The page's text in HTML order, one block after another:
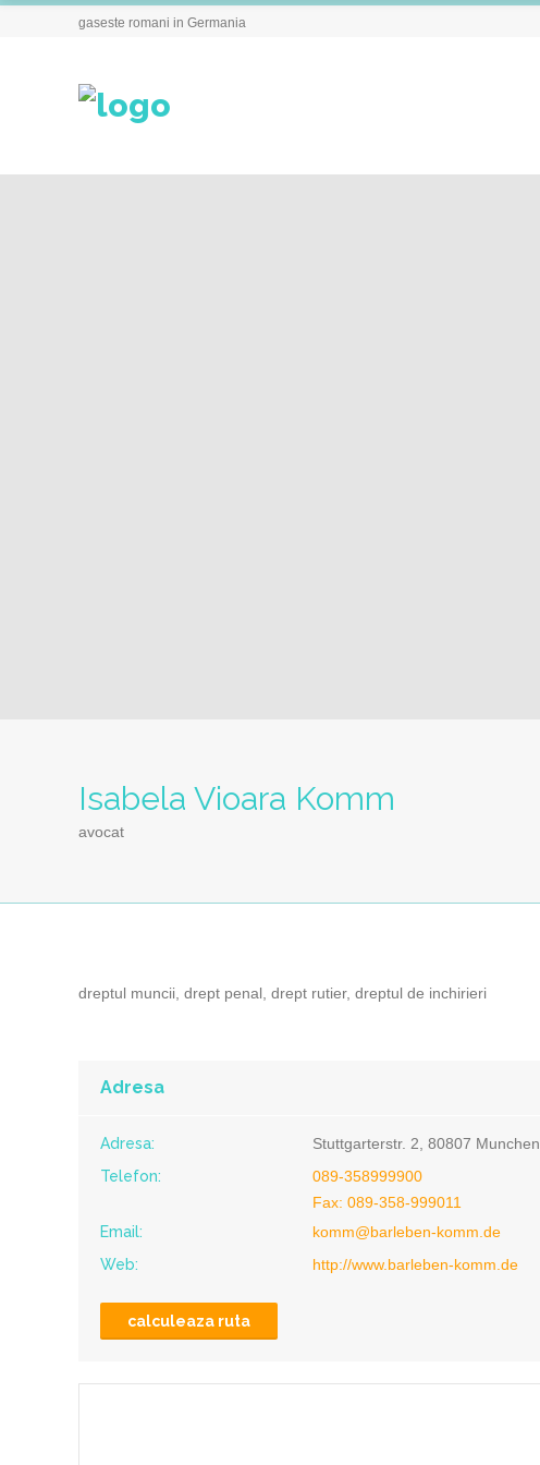
gaseste romani in Germania
Isabela Vioara Komm
avocat
dreptul muncii, drept penal, drept rutier, dreptul de inchirieri
Adresa
Adresa:
Stuttgarterstr. 2, 80807 Munchen
Telefon:
089-358999900
Fax: 089-358-999011
Email:
komm@barleben-komm.de
Web:
http://www.barleben-komm.de
calculeaza ruta